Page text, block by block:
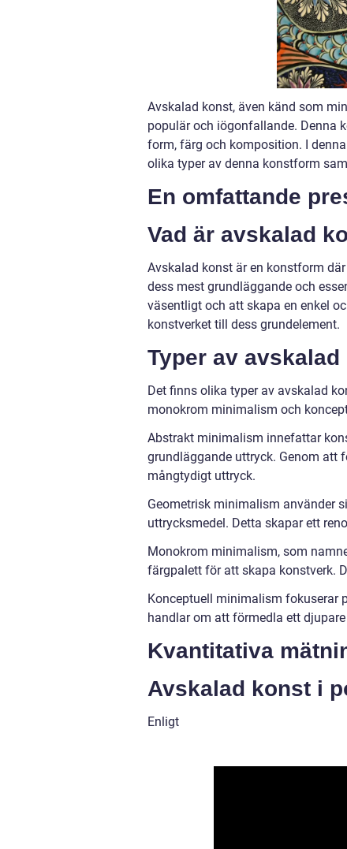
Avskalad konst, även känd som
populär och iögonfallande. Denna
form, färg och komposition. I
olika typer av denna konstform
En omfattande
Vad är avskalad
Avskalad konst är en konstform
dess mest grundläggande och
väsentligt och att skapa en enkel
konstverket till dess grundelement.
Typer av
Det finns olika typer av avskalad
monokrom minimalism och
Abstrakt minimalism innefattar
grundläggande uttryck. Genom att
mångtydigt uttryck.
Geometrisk minimalism använder
uttrycksmedel. Detta skapar ett
Monokrom minimalism, som
färgpalett för att skapa konstverk.
Konceptuell minimalism fokuserar
handlar om att förmedla ett
Kvantitativa
Avskalad konst i
Enligt